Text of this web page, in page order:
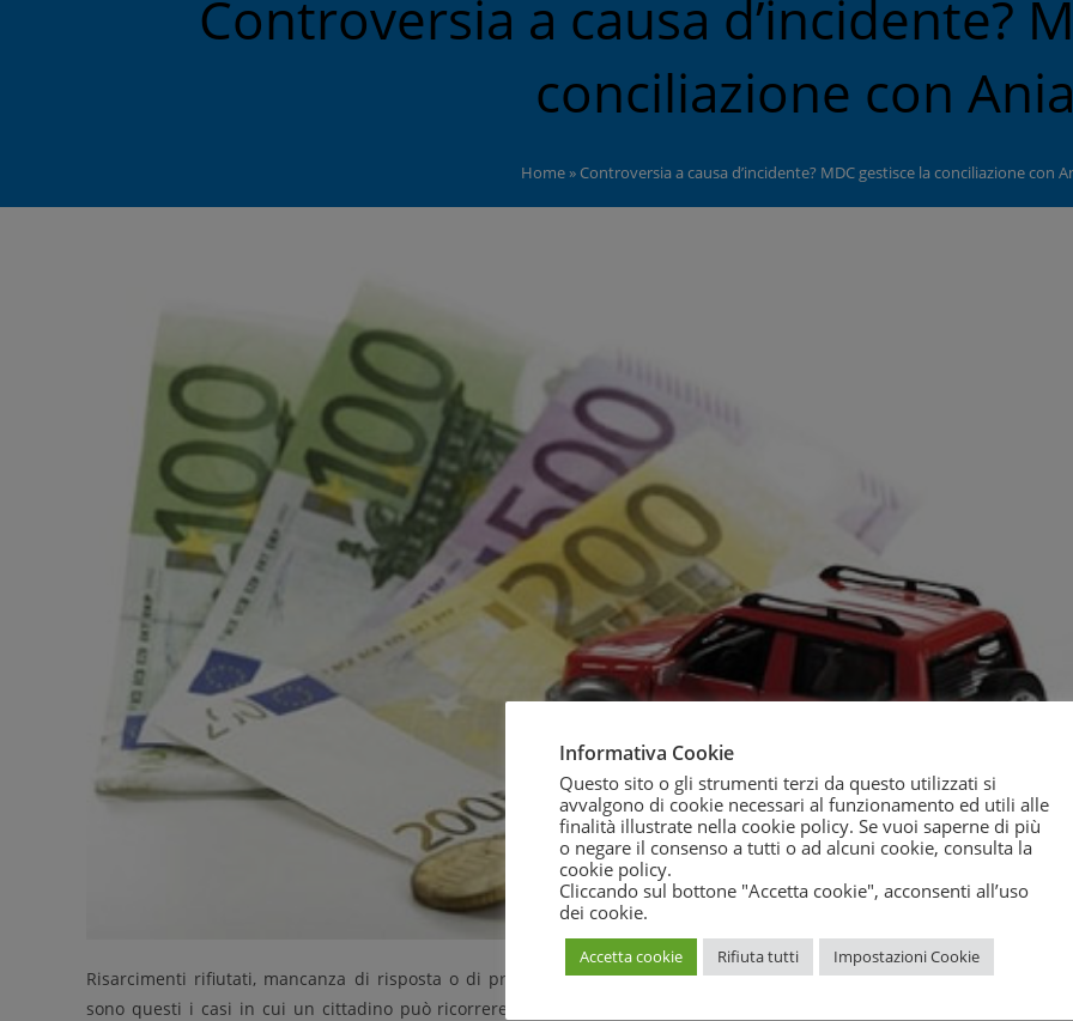
Controversia a causa d’incidente?
conciliazione con Ania
Home» Controversia a causa d’incidente? MDC gestisce la conciliazione con
Risarcimenti rifiutati, mancanza di risposta o di proposta commisurata al danno da parte delle compagnie assicurative:
sono questi i casi in cui un cittadino può ricorrere alla
Informativa Cookie
Questo sito o gli strumenti terzi da questo utilizzati si
avvalgono di cookie necessari al funzionamento ed utili alle
finalità illustrate nella cookie policy. Se vuoi saperne di più
o negare il consenso a tutti o ad alcuni cookie, consulta la
cookie policy.
Cliccando sul bottone "Accetta cookie", acconsenti all’uso
dei cookie.
Accetta cookie Rifiuta tutti Impostazioni Cookie